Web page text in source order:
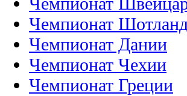
Чемпионат
Чемпионат Дании
Чемпионат Чехии
Чемпионат Греции